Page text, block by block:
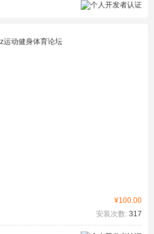
¥100.00
安装次数: 317